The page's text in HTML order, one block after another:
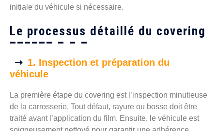
initiale du véhicule si nécessaire.
Le processus détaillé du covering
1. Inspection et préparation du
véhicule
La première étape du covering est l’inspection minutieuse
de la carrosserie. Tout défaut, rayure ou bosse doit être
traité avant l’application du film. Ensuite, le véhicule est